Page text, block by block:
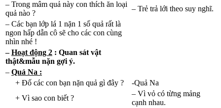
– Trong mâm quả này con thích ăn loại
quả nào ?
– Trẻ trả lới theo suy nghĩ.
– Các bạn lớp lá 1 nặn 1 số quả rất là
ngon hấp dẫn cô sẽ cho các con cùng
nhìn nhé !
–Hoạt động 2 : Quan sát vật
thật&mẫu nặn gợi ý.
– Quả Na :
+ Đố các con bạn nặn quả gì đây ?
-Quả Na
+ Vì sao con biết ?
– Vì vỏ có từng mảng
cạnh nhau.